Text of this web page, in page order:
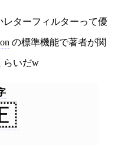
レターフィルターって優
の標準機能で著者が関
らいだw